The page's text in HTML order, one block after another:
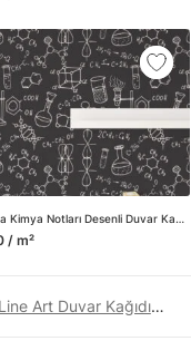
Kara Tahta Kimya Notları Desenli Duvar Kağıdı
/ m²
önemini
kabul
genişletiyor ve
trendlerin oluşumunda
bizimle iletişime
Line Art Duvar Kağıdı